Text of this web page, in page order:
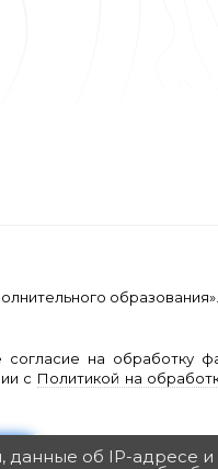
на обработку
с Политикой на
данные об IP-адресе